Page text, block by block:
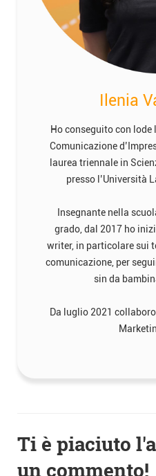
Ilenia
Ho conseguito con
Comunicazione
laurea triennale in
presso l’Università
Insegnante nella
grado, dal 2017 ho
writer, in particolare sui
comunicazione, per
sin da
Da luglio 2021
Ti è piaciuto
un commento!